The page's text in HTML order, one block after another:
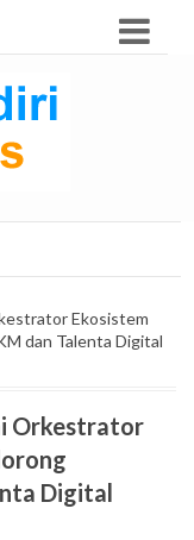
Ekosistem
dan Talenta Digital
Orkestrator
Digital